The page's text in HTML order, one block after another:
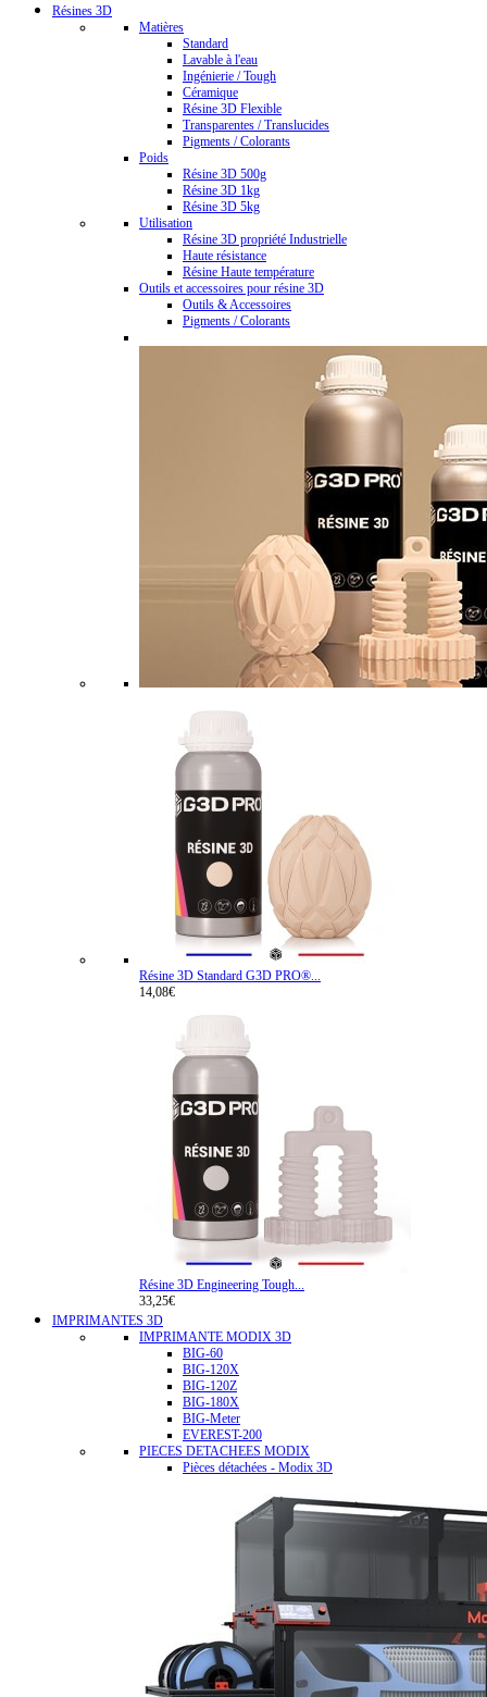
Résines 3D
Matières
Standard
Lavable à l'eau
Ingénierie / Tough
Céramique
Résine 3D Flexible
Transparentes / Translucides
Pigments / Colorants
Poids
Résine 3D 500g
Résine 3D 1kg
Résine 3D 5kg
Utilisation
Résine 3D propriété Industrielle
Haute résistance
Résine Haute température
Outils et accessoires pour résine 3D
Outils & Accessoires
Pigments / Colorants
Résine 3D Standard G3D PRO®...
14,08€
Résine 3D Engineering Tough...
33,25€
IMPRIMANTES 3D
IMPRIMANTE MODIX 3D
BIG-60
BIG-120X
BIG-120Z
BIG-180X
BIG-Meter
EVEREST-200
PIECES DETACHEES MODIX
Pièces détachées - Modix 3D